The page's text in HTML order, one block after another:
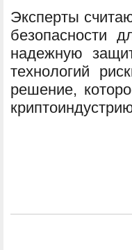
Эксперты
безопасности
надежную
технологий
решение,